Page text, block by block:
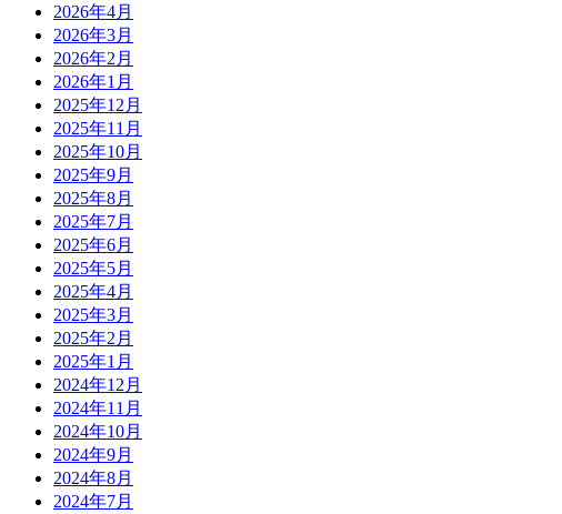
2026年4月
2026年3月
2026年2月
2026年1月
2025年12月
2025年11月
2025年10月
2025年9月
2025年8月
2025年7月
2025年6月
2025年5月
2025年4月
2025年3月
2025年2月
2025年1月
2024年12月
2024年11月
2024年10月
2024年9月
2024年8月
2024年7月